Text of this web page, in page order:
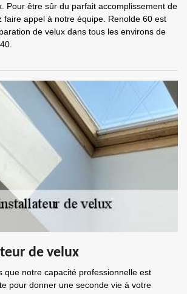
Pour être sûr du parfait accomplissement de
faire appel à notre équipe. Renolde 60 est
de velux dans tous les environs de
de velux
que notre capacité professionnelle est
pour donner une seconde vie à votre